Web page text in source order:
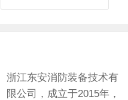
浙江东安消防装备技术有
限公司，成立于2015年，